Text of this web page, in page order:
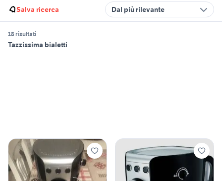
Salva ricerca Dal più rilevante
18 risultati
Tazzissima bialetti